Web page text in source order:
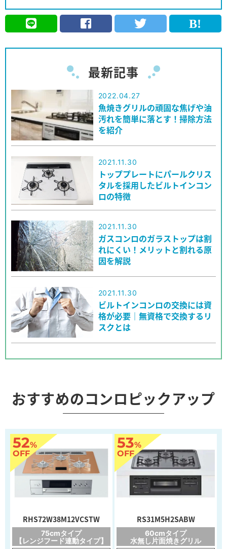
最新記事
2022.04.27
魚焼きグリルの頑固な焦げや油
汚れを簡単に落とす！掃除方法
を紹介
2021.11.30
トッププレートにパールクリス
タルを採用したビルトインコン
ロの特徴
2021.11.30
ガスコンロのガラストップは割
れにくい！メリットと割れる原
因を解説
2021.11.30
ビルトインコンロの交換には資
格が必要｜無資格で交換するリ
スクとは
おすすめのコンロピックアップ
52%
OFF
RHS72W38M12VCSTW
75cmタイプ
【レンジフード連動タイプ】
53%
OFF
RS31M5H2SABW
60cmタイプ
水無し片面焼きグリル